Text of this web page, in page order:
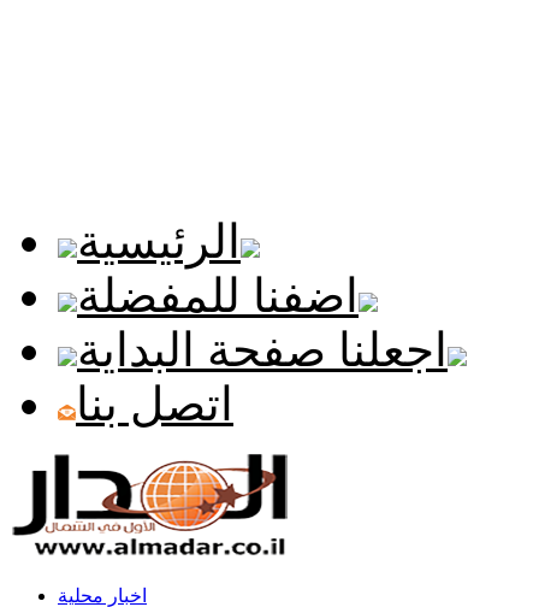
الرئيسية
اضفنا للمفضلة
اجعلنا صفحة البداية
اتصل بنا
اخبار محلية